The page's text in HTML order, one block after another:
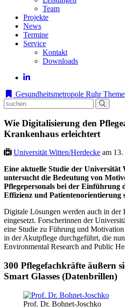
Team
Projekte
News
Termine
Service
Kontakt
Downloads
Gesundheitsmetropole Ruhr
Wie Digitalisierung den
Krankenhaus erleichtert
Universität Witten/Herdecke am
Eine aktuelle Studie der Universität
untersucht die Bedeutung von
Pflegepersonals bei der Einführung
Effizienz und Patientenorientierung
Digitale Lösungen werden auch in der
eingesetzt. Forscherinnen der
eine Studie zu Führung und Motivation
in der Akutpflege durchgeführt, die
Environmental Research and Public
300 Pflegefachkräfte äußern
Smart Glasses (Datenbrillen)
Prof. Dr. Bohnet-Joschko